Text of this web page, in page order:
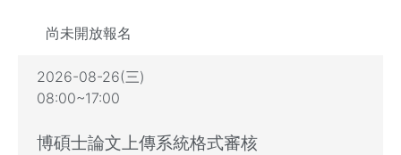
尚未開放報名
2026-08-26(三)
08:00~17:00
博碩士論文上傳系統格式審核